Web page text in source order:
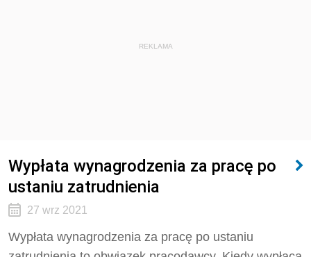
REKLAMA
Wypłata wynagrodzenia za pracę po
ustaniu zatrudnienia
27 wrz 2021
Wypłata wynagrodzenia za pracę po ustaniu